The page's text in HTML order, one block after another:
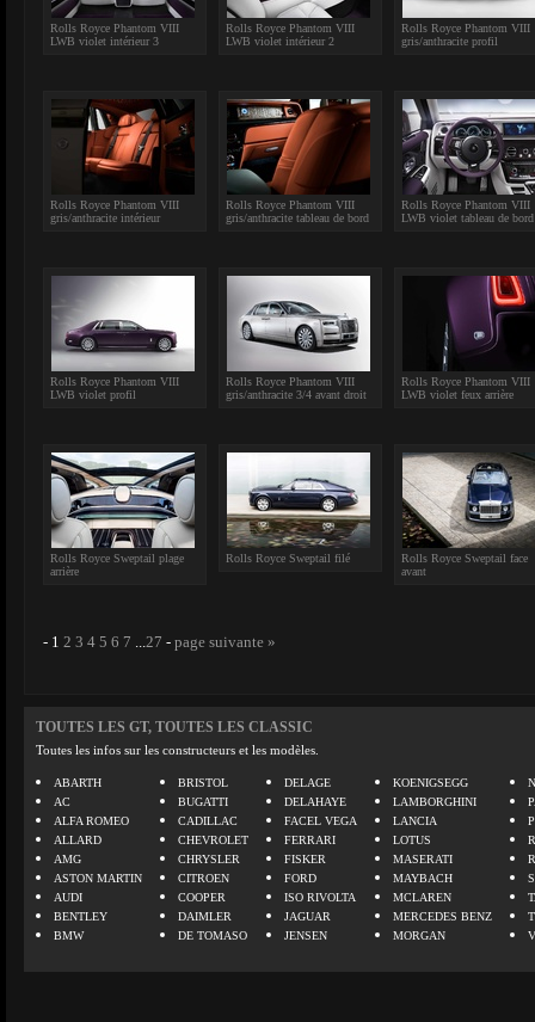
Rolls Royce Phantom VIII
LWB violet intérieur 3
Rolls Royce Phantom VIII
LWB violet intérieur 2
Rolls Royce Phantom VIII
gris/anthracite profil
Rolls Royce Phantom VIII
gris/anthracite intérieur
Rolls Royce Phantom VIII
gris/anthracite tableau de bord
Rolls Royce Phantom VIII
LWB violet tableau de bord
Rolls Royce Phantom VIII
LWB violet profil
Rolls Royce Phantom VIII
gris/anthracite 3/4 avant droit
Rolls Royce Phantom VIII
LWB violet feux arrière
Rolls Royce Sweptail plage
arrière
Rolls Royce Sweptail filé
Rolls Royce Sweptail face
avant
- 1 2 3 4 5 6 7 ...27 - page suivante »
TOUTES LES GT, TOUTES LES CLASSIC
Toutes les infos sur les constructeurs et les modèles.
ABARTH
AC
ALFA ROMEO
ALLARD
AMG
ASTON MARTIN
AUDI
BENTLEY
BMW
BRISTOL
BUGATTI
CADILLAC
CHEVROLET
CHRYSLER
CITROEN
COOPER
DAIMLER
DE TOMASO
DELAGE
DELAHAYE
FACEL VEGA
FERRARI
FISKER
FORD
ISO RIVOLTA
JAGUAR
JENSEN
KOENIGSEGG
LAMBORGHINI
LANCIA
LOTUS
MASERATI
MAYBACH
MCLAREN
MERCEDES BENZ
MORGAN